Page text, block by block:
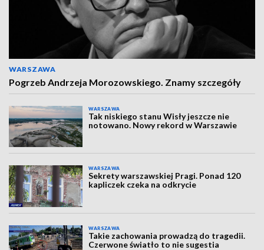
WARSZAWA
Pogrzeb Andrzeja Morozowskiego. Znamy szczegóły
WARSZAWA
Tak niskiego stanu Wisły jeszcze nie
notowano. Nowy rekord w Warszawie
WARSZAWA
Sekrety warszawskiej Pragi. Ponad 120
kapliczek czeka na odkrycie
WARSZAWA
Takie zachowania prowadzą do tragedii.
Czerwone światło to nie sugestia